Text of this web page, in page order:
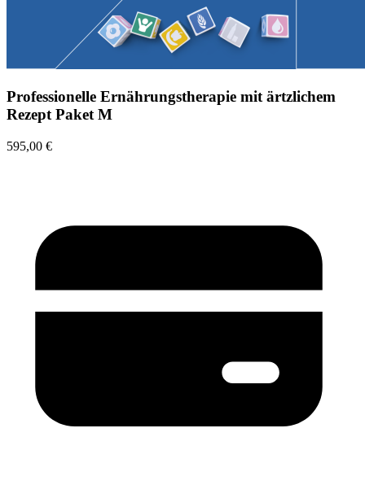
Professionelle Ernährungstherapie mit ärtzlichem
Rezept Paket M
595,00 €